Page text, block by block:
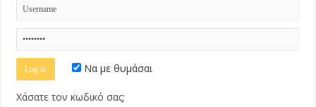
Να με θυμάσαι
Χάσατε τον κωδικό σας;